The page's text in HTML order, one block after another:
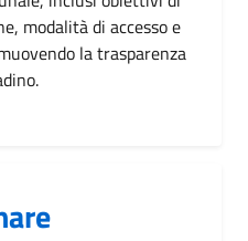
modalità di accesso e
la trasparenza